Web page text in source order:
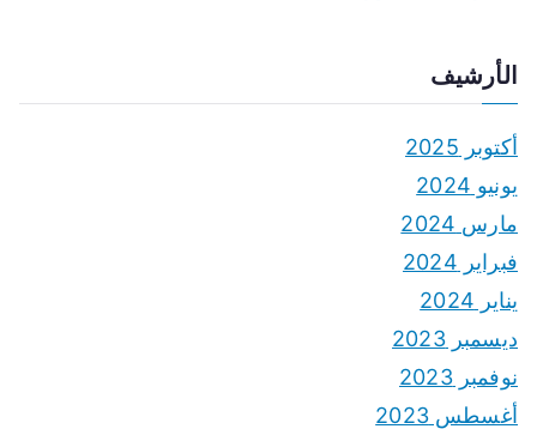
الأرشيف
أكتوبر 2025
يونيو 2024
مارس 2024
فبراير 2024
يناير 2024
ديسمبر 2023
نوفمبر 2023
أغسطس 2023